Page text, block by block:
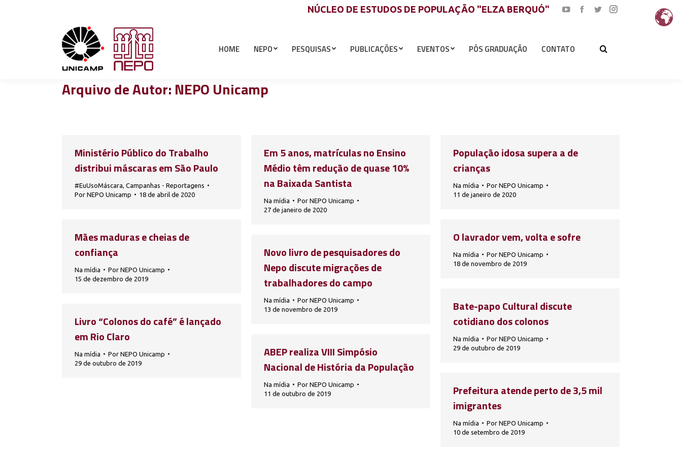
NÚCLEO DE ESTUDOS DE POPULAÇÃO "ELZA BERQUÓ"
YouTube
in
Facebook
Twitter
in
Instagram
HOME NEPO PESQUISAS PUBLICAÇÕES EVENTOS PÓS GRADUAÇÃO CONTATO
Arquivo de Autor: NEPO Unicamp
Ministério Público do Trabalho
distribui máscaras em São Paulo
#EuUsoMáscara, Campanhas - Reportagens
Por NEPO Unicamp 18 de abril de 2020
Em 5 anos, matrículas no Ensino
Médio têm redução de quase 10%
na Baixada Santista
Na mídia Por NEPO Unicamp
27 de janeiro de 2020
População idosa supera a de
crianças
Na mídia Por NEPO Unicamp
11 de janeiro de 2020
Mães maduras e cheias de
confiança
Na mídia Por NEPO Unicamp
15 de dezembro de 2019
O lavrador vem, volta e sofre
Na mídia Por NEPO Unicamp
18 de novembro de 2019
Novo livro de pesquisadores do
Nepo discute migrações de
trabalhadores do campo
Na mídia Por NEPO Unicamp
13 de novembro de 2019
Bate-papo Cultural discute
cotidiano dos colonos
Na mídia Por NEPO Unicamp
29 de outubro de 2019
Livro “Colonos do café” é lançado
em Rio Claro
Na mídia Por NEPO Unicamp
29 de outubro de 2019
ABEP realiza VIII Simpósio
Nacional de História da População
Na mídia Por NEPO Unicamp
11 de outubro de 2019
Prefeitura atende perto de 3,5 mil
imigrantes
Na mídia Por NEPO Unicamp
10 de setembro de 2019